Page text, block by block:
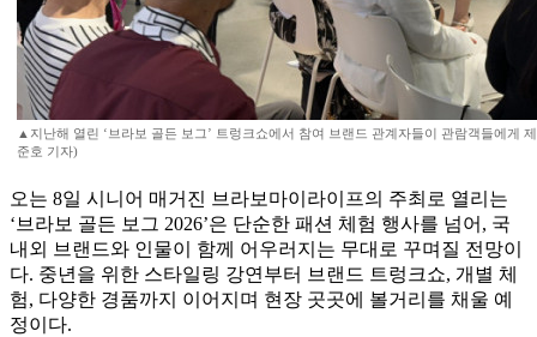
▲지난해 열린 ‘브라보 골든 보그’ 트렁크쇼에서 참여 브랜드 관계자들이 관람객들에게
준호 기자)
오는 8일 시니어 매거진 브라보마이라이프의 주최로 열리는
‘브라보 골든 보그 2026’은 단순한 패션 체험 행사를 넘어, 국
내외 브랜드와 인물이 함께 어우러지는 무대로 꾸며질 전망이
다. 중년을 위한 스타일링 강연부터 브랜드 트렁크쇼, 개별 체
험, 다양한 경품까지 이어지며 현장 곳곳에 볼거리를 채울 예
정이다.